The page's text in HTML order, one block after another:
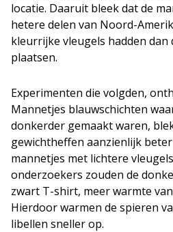
locatie. Daaruit bleek dat de
hetere delen van Noord-
kleurrijke vleugels hadden
plaatsen.
Experimenten die volgden,
Mannetjes blauwschichten
donkerder gemaakt waren,
gewichtheffen aanzienlijk
mannetjes met lichtere
onderzoekers zouden de
zwart T-shirt, meer warmte
Hierdoor warmen de spieren
libellen sneller op.